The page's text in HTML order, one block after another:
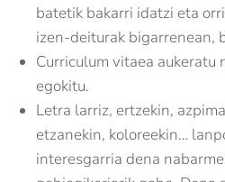
batetik bakarri idatzi eta
izen-deiturak bigarrenean,
Curriculum vitaea aukeratu
egokitu.
Letra larriz, ertzekin,
etzanekin, koloreekin…
interesgarria dena